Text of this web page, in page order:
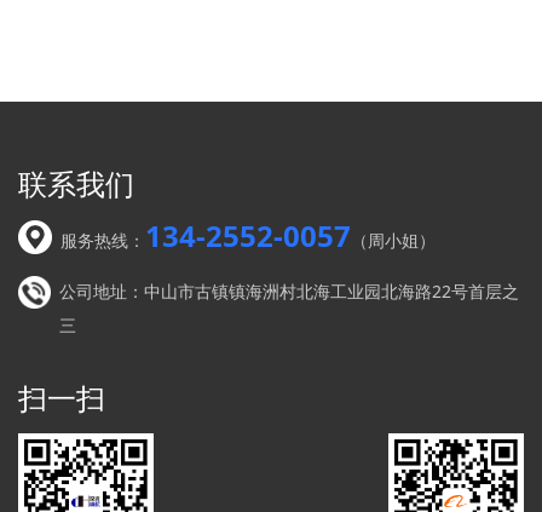
联系我们
服务热线： 134-2552-0057 （周小姐）
公司地址：中山市古镇镇海洲村北海工业园北海路22号首层之
三
扫一扫